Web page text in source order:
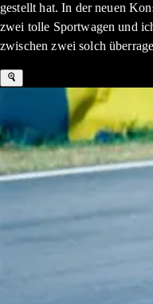
gestellt hat. In der neuen
zwei tolle Sportwagen und
zwischen zwei solch